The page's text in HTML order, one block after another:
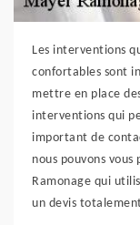
Les interventions
confortables sont
mettre en place
interventions qui
important de
nous pouvons
Ramonage qui
un devis